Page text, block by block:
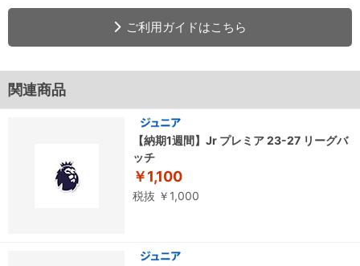
ご利用ガイドはこちら
関連商品
【納期1週間】Jr プレミア 23-27 リーグバ
ッチ
￥1,100
税抜 ￥1,000